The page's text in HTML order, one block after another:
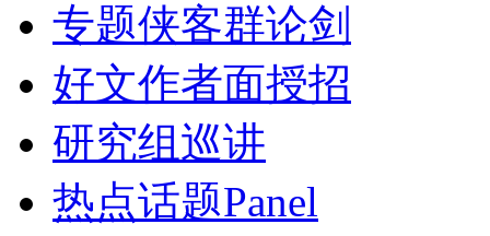
专题侠客群论剑
好文作者面授招
研究组巡讲
热点话题Panel